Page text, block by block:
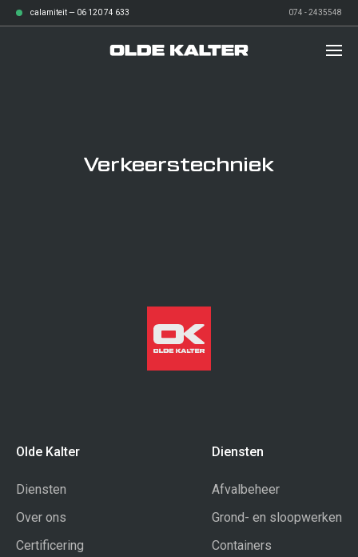
calamiteit — 06 120 74 633 074 - 2435548
Verkeerstechniek
Verkeerstechniek
Olde Kalter
Diensten
Over ons
Certificering
Diensten
Afvalbeheer
Grond- en sloopwerken
Containers